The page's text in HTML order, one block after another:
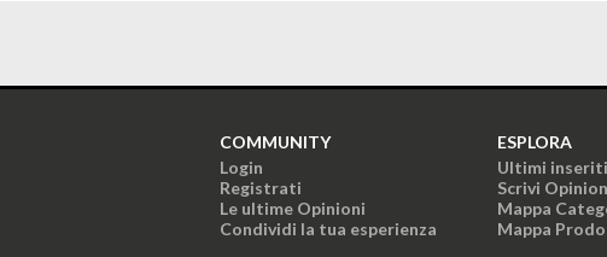
COMMUNITY
Login
Registrati
Le ultime Opinioni
Condividi la tua esperienza
ESPLORA
Ultimi inseriti
Scrivi
Mappa
Mappa